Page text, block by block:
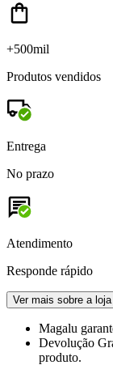
+500mil
Produtos vendidos
Entrega
No prazo
Atendimento
Responde rápido
Ver mais sobre a loja
Magalu
Devolução
produto.